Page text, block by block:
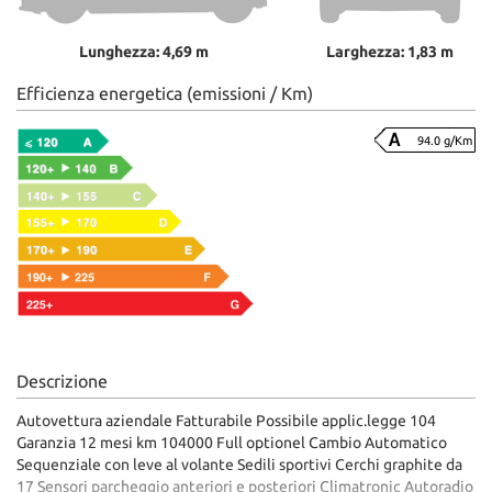
Lunghezza: 4,69 m Larghezza: 1,83 m
Efficienza energetica (emissioni / Km)
94.0 g/Km
Descrizione
Autovettura aziendale Fatturabile Possibile applic.legge 104
Garanzia 12 mesi km 104000 Full optionel Cambio Automatico
Sequenziale con leve al volante Sedili sportivi Cerchi graphite da
17 Sensori parcheggio anteriori e posteriori Climatronic Autoradio